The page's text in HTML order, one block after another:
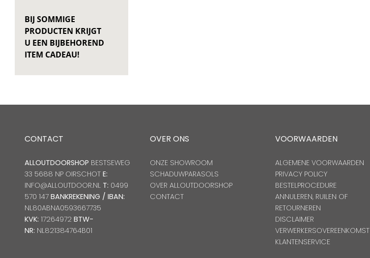
BIJ SOMMIGE
PRODUCTEN KRIJGT
U EEN BIJBEHOREND
ITEM CADEAU!
CONTACT
ALLOUTDOORSHOP BESTSEWEG
33 5688 NP OIRSCHOT E:
INFO@ALLOUTDOOR.NL T: 0499
570 147 BANKREKENING / IBAN:
NL80ABNA0593667735
KVK: 17264972 BTW-
NR: NL821384764B01
OVER ONS
ONZE SHOWROOM
SCHADUWPARASOLS
OVER ALLOUTDOORSHOP
CONTACT
VOORWAARDEN
ALGEMENE VOORWAARDEN
PRIVACY POLICY
BESTELPROCEDURE
ANNULEREN, RUILEN OF
RETOURNEREN
DISCLAIMER
VERWERKERSOVEREENKOMST
KLANTENSERVICE